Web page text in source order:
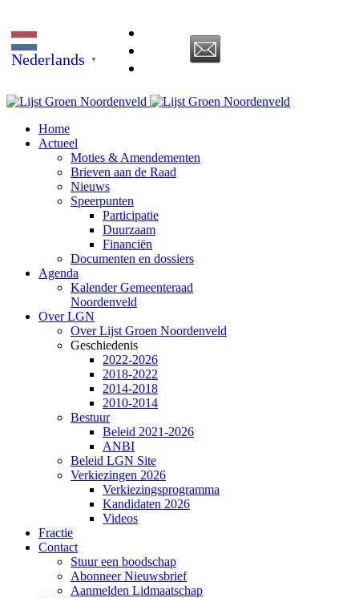
Nederlands ▼
Home
Actueel
Moties & Amendementen
Brieven aan de Raad
Nieuws
Speerpunten
Participatie
Duurzaam
Financiën
Documenten en dossiers
Agenda
Kalender Gemeenteraad
Noordenveld
Over LGN
Over Lijst Groen Noordenveld
Geschiedenis
2022-2026
2018-2022
2014-2018
2010-2014
Bestuur
Beleid 2021-2026
ANBI
Beleid LGN Site
Verkiezingen 2026
Verkiezingsprogramma
Kandidaten 2026
Videos
Fractie
Contact
Stuur een boodschap
Abonneer Nieuwsbrief
Aanmelden Lidmaatschap